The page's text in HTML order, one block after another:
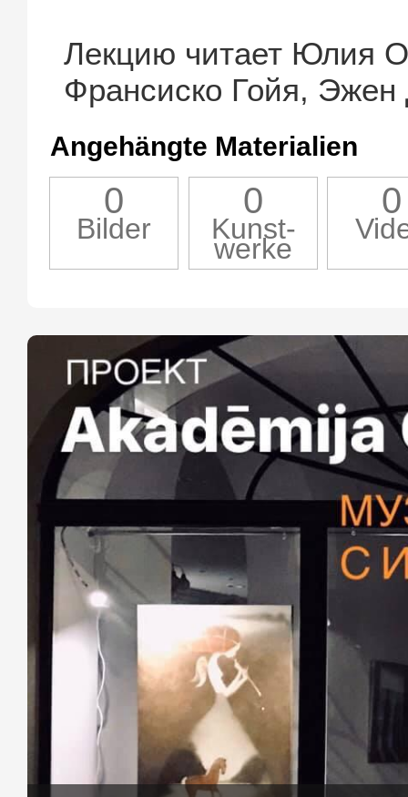
Лекцию читает Юлия
Франсиско Гойя, Эжен
Angehängte Materialien
0
Bilder
0
Kunst-
werke
0